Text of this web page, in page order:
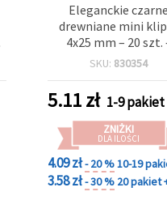
Eleganckie czarne
drewniane mini
4x25 mm – 20 szt.
idealne do stylowych
zdjęć i dekoracji
prezentów
SKU: 830354
5.11zł 1-9 pakiet
ZNIŻKI
DLA ILOŚCI
4.09 zł- 20 %10-19
3.58 zł- 30 % 20 pakiet